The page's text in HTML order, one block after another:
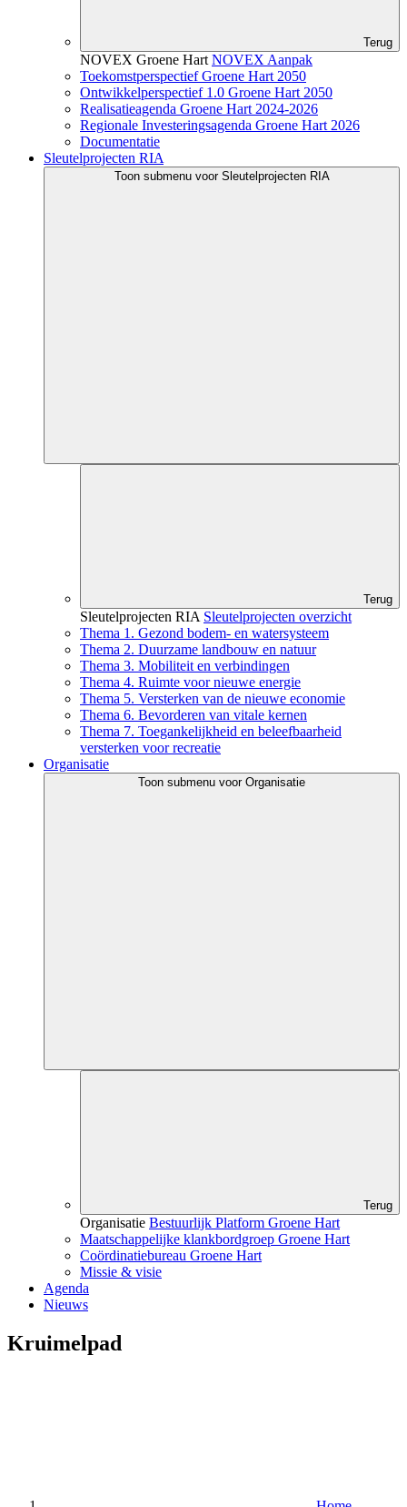
Terug
NOVEX Groene Hart NOVEX Aanpak
Toekomstperspectief Groene Hart 2050
Ontwikkelperspectief 1.0 Groene Hart 2050
Realisatieagenda Groene Hart 2024-2026
Regionale Investeringsagenda Groene Hart 2026
Documentatie
Sleutelprojecten RIA
Toon submenu voor Sleutelprojecten RIA
Terug
Sleutelprojecten RIA Sleutelprojecten overzicht
Thema 1. Gezond bodem- en watersysteem
Thema 2. Duurzame landbouw en natuur
Thema 3. Mobiliteit en verbindingen
Thema 4. Ruimte voor nieuwe energie
Thema 5. Versterken van de nieuwe economie
Thema 6. Bevorderen van vitale kernen
Thema 7. Toegankelijkheid en beleefbaarheid
versterken voor recreatie
Organisatie
Toon submenu voor Organisatie
Terug
Organisatie Bestuurlijk Platform Groene Hart
Maatschappelijke klankbordgroep Groene Hart
Coördinatiebureau Groene Hart
Missie & visie
Agenda
Nieuws
Kruimelpad